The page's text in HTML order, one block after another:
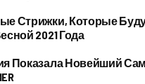
Стрижки, Которые
2021 Года
Показала Новейший